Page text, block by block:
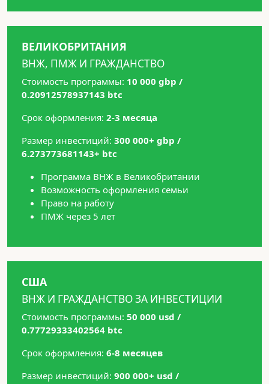
ВЕЛИКОБРИТАНИЯ
ВНЖ, ПМЖ И ГРАЖДАНСТВО
Стоимость программы: 10 000 gbp /
0.20912578937143 btc
Срок оформления: 2-3 месяца
Размер инвестиций: 300 000+ gbp /
6.273773681143+ btc
Программа ВНЖ в Великобритании
Возможность оформления семьи
Право на работу
ПМЖ через 5 лет
США
ВНЖ И ГРАЖДАНСТВО ЗА ИНВЕСТИЦИИ
Стоимость программы: 50 000 usd /
0.77729333402564 btc
Срок оформления: 6-8 месяцев
Размер инвестиций: 900 000+ usd /